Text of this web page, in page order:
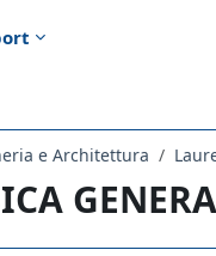
e Architettura